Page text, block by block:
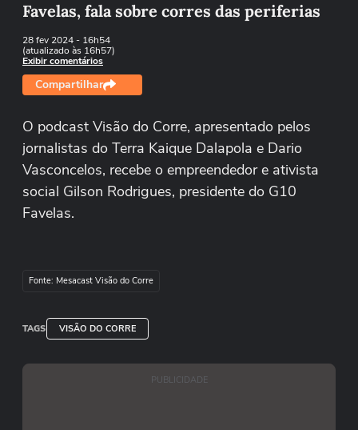
Favelas, fala sobre corres das periferias
28 fev 2024- 16h54
(atualizado às 16h57)
Exibir comentários
Compartilhar
O podcast Visão do Corre, apresentado pelos
jornalistas do Terra Kaique Dalapola e Dario
Vasconcelos, recebe o empreendedor e ativista
social Gilson Rodrigues, presidente do G10
Favelas.
Fonte: Mesacast Visão do Corre
TAGS VISÃO DO CORRE
PUBLICIDADE